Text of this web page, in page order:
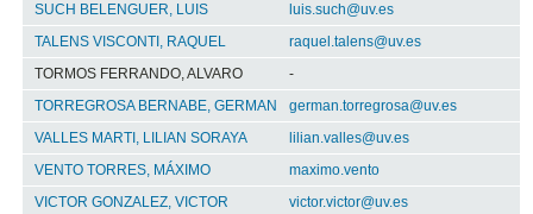
SUCH BELENGUER, LUIS
luis.such@uv.es
TALENS VISCONTI, RAQUEL
raquel.talens@uv.es
TORMOS FERRANDO, ALVARO
-
TORREGROSA BERNABE, GERMAN
german.torregrosa@uv.es
VALLES MARTI, LILIAN SORAYA
lilian.valles@uv.es
VENTO TORRES, MÁXIMO
maximo.vento
VICTOR GONZALEZ, VICTOR
victor.victor@uv.es